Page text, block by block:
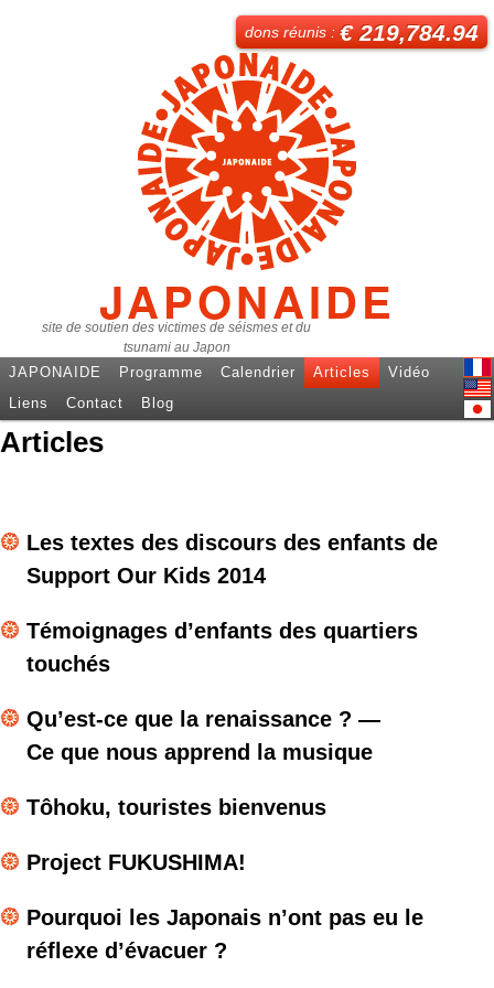
JAPONAIDE
site de soutien des victimes de séismes et du
tsunami au Japon
dons réunis :€ 219,784.94
JAPONAIDE Programme Calendrier Articles
Vidéo
Liens
Contact Blog
Articles
Les textes des discours des enfants de
Support Our Kids 2014
Témoignages d’enfants des quartiers
touchés
Qu’est-ce que la renaissance ? —
Ce que nous apprend la musique
Tôhoku, touristes bienvenus
Project FUKUSHIMA!
Pourquoi les Japonais n’ont pas eu le
réflexe d’évacuer ?